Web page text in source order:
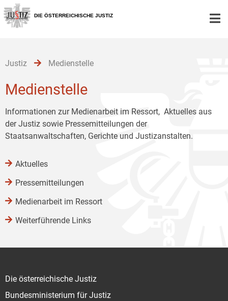
Zur
Hauptnavigation
[1]
Zum
Inhalt
[2]
Zum
Untermenü
[3]
DIE ÖSTERREICHISCHE JUSTIZ
Justiz Medienstelle
Medienstelle
Informationen zur Medienarbeit im Ressort, Aktuelles aus
der Justiz sowie Pressemitteilungen der
Staatsanwaltschaften, Gerichte und Justizanstalten.
Aktuelles
Pressemitteilungen
Medienarbeit im Ressort
Weiterführende Links
Die österreichische Justiz
Bundesministerium für Justiz